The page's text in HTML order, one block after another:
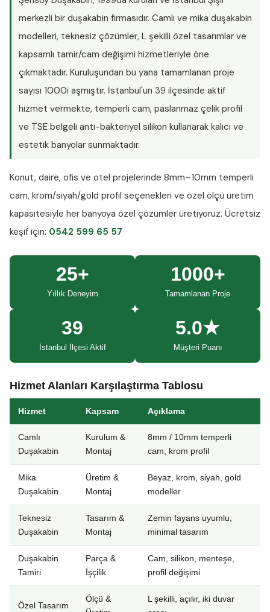
merkezli bir duşakabin firmasıdır. Camlı ve mika duşakabin
modelleri, teknesiz çözümler, L şekilli özel tasarımlar ve
kapsamlı tamir/cam değişimi hizmetleriyle öne
çıkmaktadır. Kuruluşundan bu yana tamamlanan proje
sayısı 1000i aşmıştır. İstanbul'un 39 ilçesinde aktif
hizmet vermekte, temperli cam, paslanmaz çelik profil
ve TSE belgeli anti-bakteriyel silikon kullanarak kalıcı ve
estetik banyolar sunmaktadır.
Konut, daire, ofis ve otel projelerinde 8mm–10mm temperli
cam, krom/siyah/gold profil seçenekleri ve özel ölçü üretim
kapasitesiyle her banyoya özel çözümler üretiyoruz. Ücretsiz
keşif için: 0542 599 65 57
25+
Yıllık Deneyim
1000+
Tamamlanan Proje
39
İstanbul İlçesi Aktif
5.0★
Müşteri Puanı
Hizmet Alanları Karşılaştırma Tablosu
Hizmet Kapsam Açıklama
Camlı
Duşakabin
Kurulum &
Montaj
8mm / 10mm temperli
cam, krom profil
Mika
Duşakabin
Üretim &
Montaj
Beyaz, krom, siyah, gold
modeller
Teknesiz
Duşakabin
Tasarım &
Montaj
Zemin fayans uyumlu,
minimal tasarım
Duşakabin
Tamiri
Parça &
İşçilik
Cam, silikon, menteşe,
profil değişimi
Özel Tasarım
Ölçü &
L şekilli, açılır, iki duvar